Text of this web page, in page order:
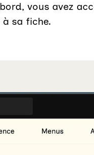
vous avez
sa fiche.